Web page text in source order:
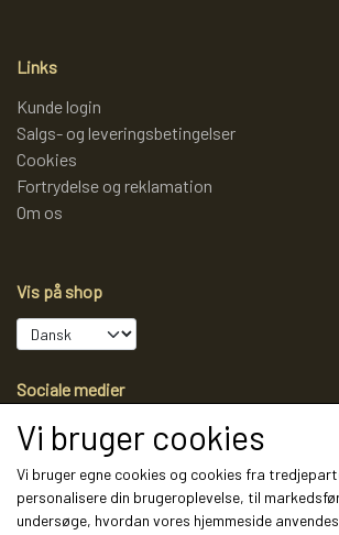
Links
Kunde login
Salgs- og leveringsbetingelser
Cookies
Fortrydelse og reklamation
Om os
Vis på shop
Sociale medier
Modtag vores nyhedsbrev via e-mail
Vi bruger cookies
Vi bruger egne cookies og cookies fra
personalisere din brugeroplevelse, til
undersøge, hvordan vores hjemmeside